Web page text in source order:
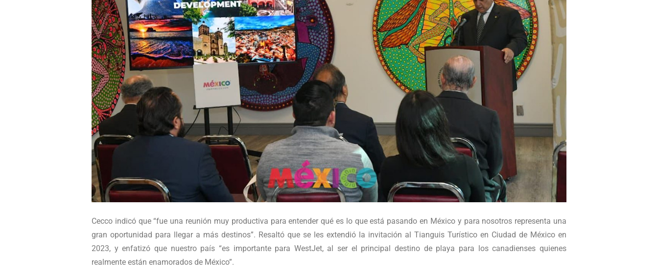
Cecco indicó que “fue una reunión muy productiva para entender qué es lo que está pasando en México y para nosotros representa una
gran oportunidad para llegar a más destinos”. Resaltó que se les extendió la invitación al Tianguis Turístico en Ciudad de México en
2023, y enfatizó que nuestro país “es importante para WestJet, al ser el principal destino de playa para los canadienses quienes
realmente están enamorados de México”.